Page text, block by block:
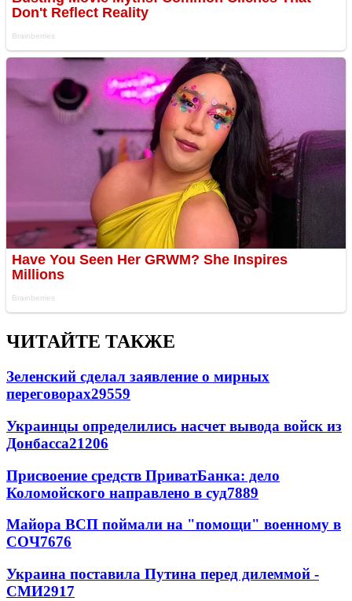
ЧИТАЙТЕ ТАКЖЕ
Зеленский сделал заявление о мирных
переговорах29559
Украинцы определились насчет вывода войск из
Донбасса21206
Присвоение средств ПриватБанка: дело
Коломойского направлено в суд7889
Майора ВСП поймали на "помощи" военному в
СОЧ7676
Украина поставила Путина перед дилеммой -
СМИ2917